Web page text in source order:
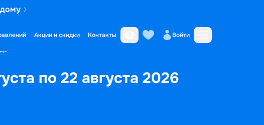
Акции и скидки Контакты Войти
по 22 августа 2026